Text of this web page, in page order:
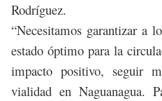
Rodríguez.
“Necesitamos garantizar a
estado óptimo para la
impacto positivo, seguir
vialidad en Naguanagua.